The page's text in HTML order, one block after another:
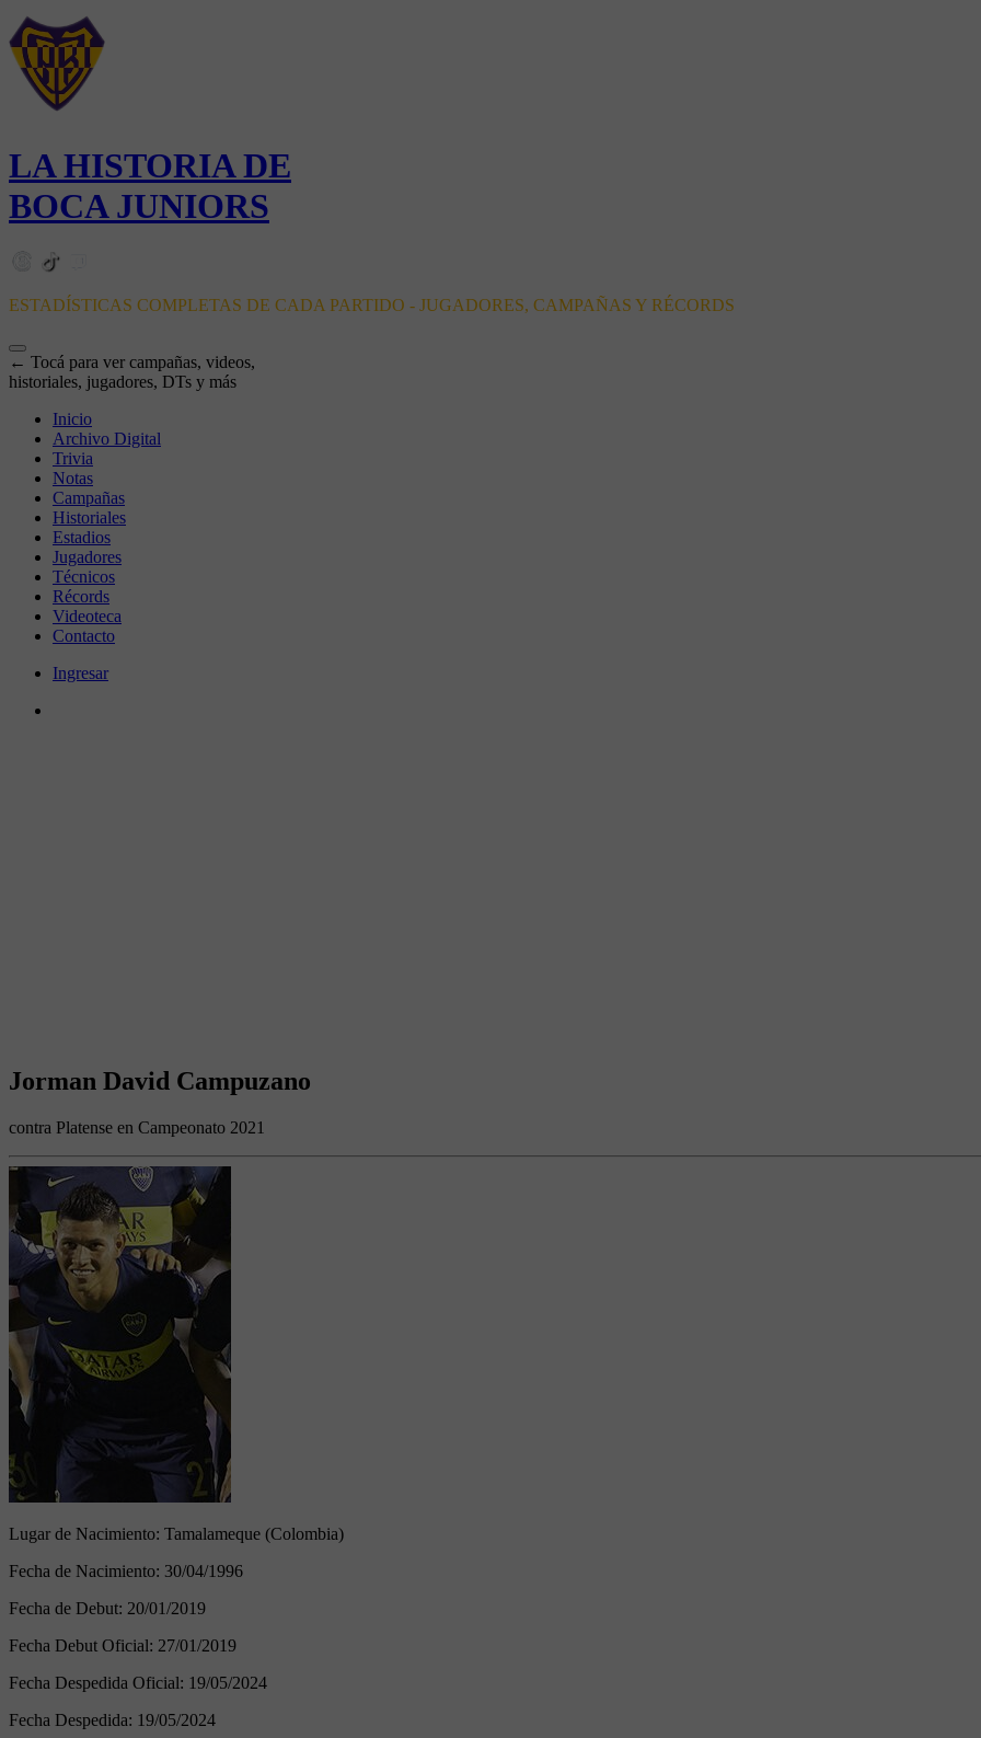
LA HISTORIA DE
BOCA JUNIORS
ESTADÍSTICAS COMPLETAS DE CADA PARTIDO - JUGADORES, CAMPAÑAS Y RÉCORDS
← Tocá para ver campañas, videos,
historiales, jugadores, DTs y más
Inicio
Archivo Digital
Trivia
Notas
Campañas
Historiales
Estadios
Jugadores
Técnicos
Récords
Videoteca
Contacto
Ingresar
Jorman David Campuzano
contra Platense en Campeonato 2021
Lugar de Nacimiento: Tamalameque (Colombia)
Fecha de Nacimiento: 30/04/1996
Fecha de Debut: 20/01/2019
Fecha Debut Oficial: 27/01/2019
Fecha Despedida Oficial: 19/05/2024
Fecha Despedida: 19/05/2024